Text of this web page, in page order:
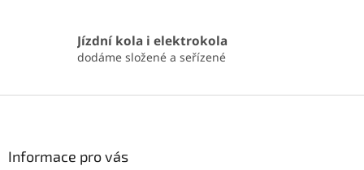
Jízdní kola i elektrokola
dodáme složené a seřízené
Informace pro vás